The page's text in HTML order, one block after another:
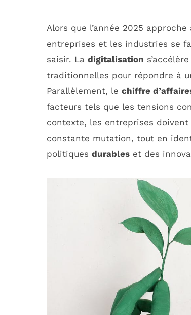
Alors que l’année 2025
entreprises et les industries se
saisir. La digitalisation
traditionnelles pour répondre à
Parallèlement, le chiffre
facteurs tels que les tensions
contexte, les entreprises
constante mutation, tout en
politiques durables et des